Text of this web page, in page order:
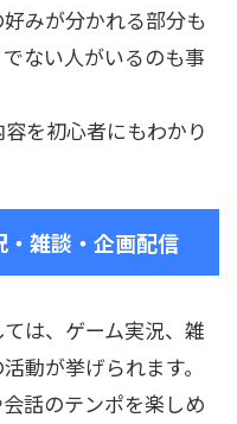
みが分かれる部分も
ない人がいるのも事
を初心者にもわかり
雑談・企画配信
は、ゲーム実況、雑
動が挙げられます。
話のテンポを楽しめ